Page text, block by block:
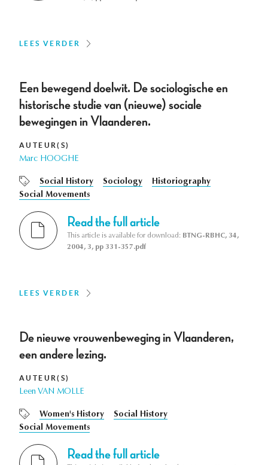
LEES VERDER
Een bewegend doelwit. De sociologische en
historische studie van (nieuwe) sociale
bewegingen in Vlaanderen.
AUTEUR(S)
Marc HOOGHE
Social History Sociology
Historiography
Social Movements
Read the full article
This article is available for download: BTNG-RBHC, 34,
2004, 3, pp 331-357.pdf
LEES VERDER
De nieuwe vrouwenbeweging in Vlaanderen,
een andere lezing.
AUTEUR(S)
Leen VAN MOLLE
Women's History
Social History
Social Movements
Read the full article